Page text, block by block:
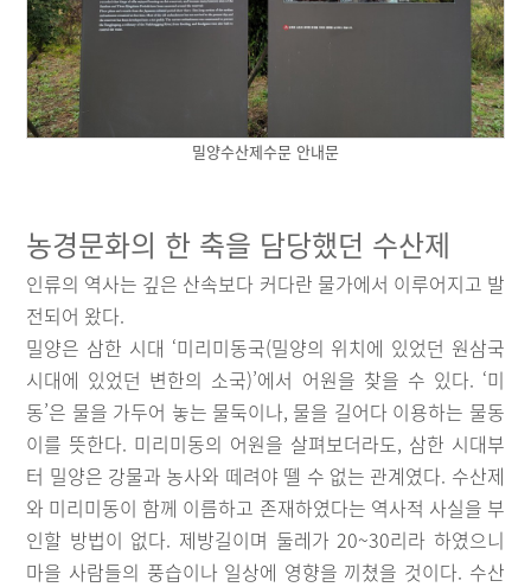
밀양수산제수문 안내문
농경문화의 한 축을 담당했던 수산제
인류의 역사는 깊은 산속보다 커다란 물가에서 이루어지고 발
전되어 왔다.
밀양은 삼한 시대 ‘미리미동국(밀양의 위치에 있었던 원삼국
시대에 있었던 변한의 소국)’에서 어원을 찾을 수 있다. ‘미
동’은 물을 가두어 놓는 물둑이나, 물을 길어다 이용하는 물동
이를 뜻한다. 미리미동의 어원을 살펴보더라도, 삼한 시대부
터 밀양은 강물과 농사와 떼려야 뗄 수 없는 관계였다. 수산제
와 미리미동이 함께 이름하고 존재하였다는 역사적 사실을 부
인할 방법이 없다. 제방길이며 둘레가 20~30리라 하였으니
마을 사람들의 풍습이나 일상에 영향을 끼쳤을 것이다. 수산